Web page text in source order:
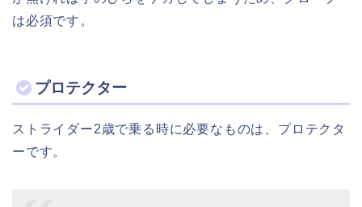
は必須です。
プロテクター
ストライダー2歳で乗る時に必要なものは、プロテクタ
ーです。